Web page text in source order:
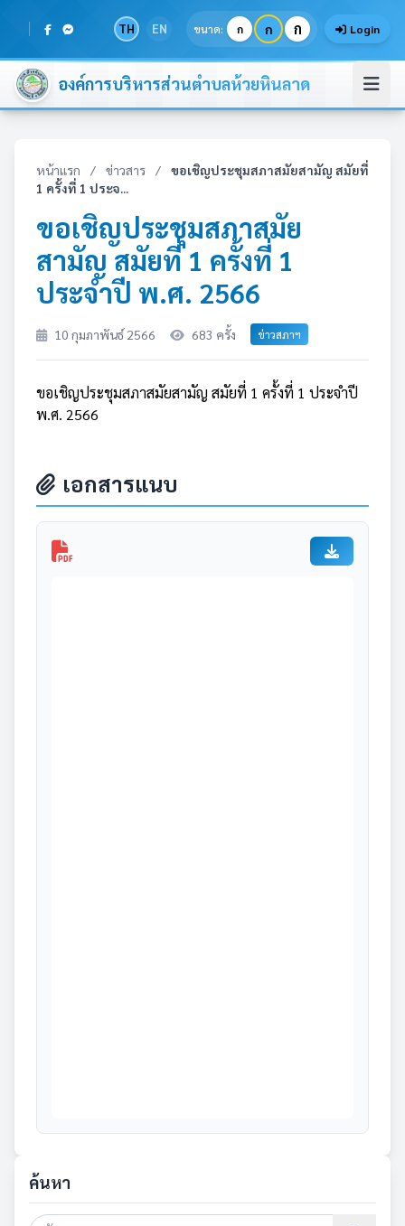
TH EN ขนาด: ก ก ก Login
องค์การบริหารส่วนตำบลห้วยหินลาด
หน้าแรก / ข่าวสาร /
ขอเชิญประชุมสภาสมัยสามัญ สมัยที่
1 ครั้งที่ 1 ประจ...
ขอเชิญประชุมสภาสมัย
สามัญ สมัยที่ 1 ครั้งที่ 1
ประจำปี พ.ศ. 2566
10 กุมภาพันธ์ 2566 683 ครั้ง ข่าวสภาฯ
ขอเชิญประชุมสภาสมัยสามัญ สมัยที่ 1 ครั้งที่ 1 ประจำปี
พ.ศ. 2566
เอกสารแนบ
ค้นหา